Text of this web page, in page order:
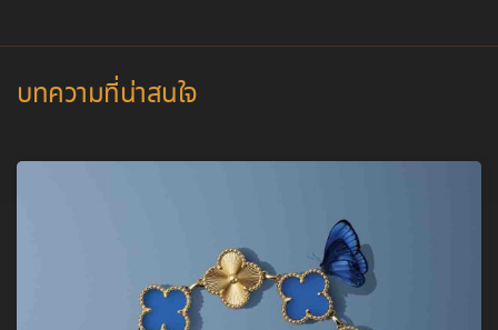
บทความที่น่าสนใจ